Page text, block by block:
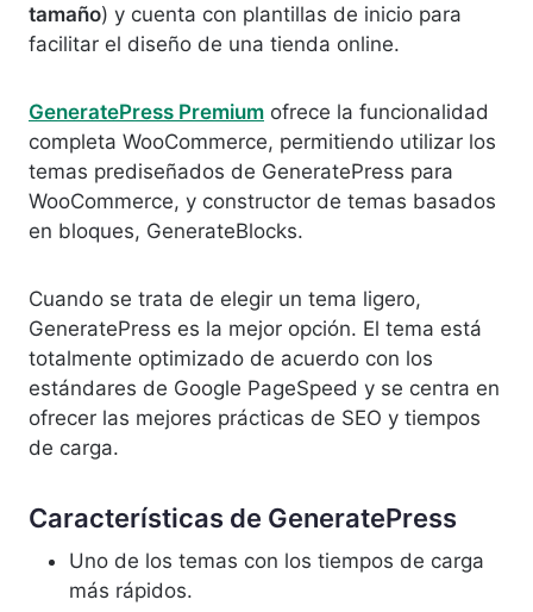
tamaño) y cuenta con plantillas de inicio para
facilitar el diseño de una tienda online.
GeneratePress Premium ofrece la funcionalidad
completa WooCommerce, permitiendo utilizar los
temas prediseñados de GeneratePress para
WooCommerce, y constructor de temas basados
en bloques, GenerateBlocks.
Cuando se trata de elegir un tema ligero,
GeneratePress es la mejor opción. El tema está
totalmente optimizado de acuerdo con los
estándares de Google PageSpeed y se centra en
ofrecer las mejores prácticas de SEO y tiempos
de carga.
Características de GeneratePress
Uno de los temas con los tiempos de carga
más rápidos.